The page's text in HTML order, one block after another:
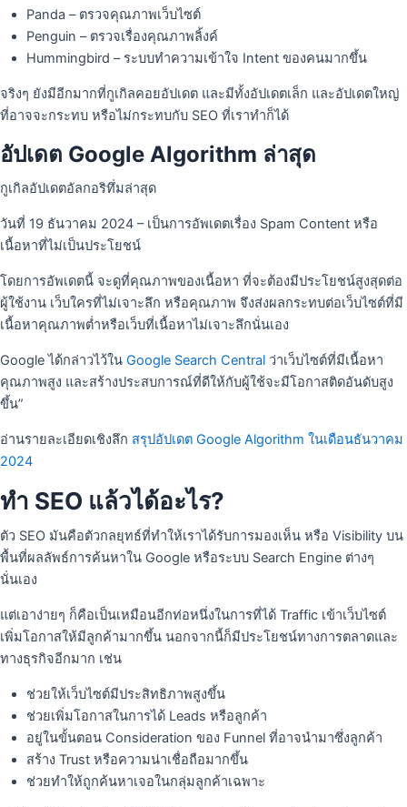
Panda – ตรวจคุณภาพเว็บไซต์
Penguin – ตรวจเรื่องคุณภาพลิ้งค์
Hummingbird – ระบบทำความเข้าใจ Intent ของคนมากขึ้น
จริงๆ ยังมีอีกมากที่กูเกิลคอยอัปเดต และมีทั้งอัปเดตเล็ก และอัปเดตใหญ่
ที่อาจจะกระทบ หรือไม่กระทบกับ SEO ที่เราทำก็ได้
อัปเดต Google Algorithm ล่าสุด
กูเกิลอัปเดตอัลกอริทึ่มล่าสุด
วันที่ 19 ธันวาคม 2024 – เป็นการอัพเดตเรื่อง Spam Content หรือ
เนื้อหาที่ไม่เป็นประโยชน์
โดยการอัพเดตนี้ จะดูที่คุณภาพของเนื้อหา ที่จะต้องมีประโยชน์สูงสุดต่อ
ผู้ใช้งาน เว็บใครที่ไม่เจาะลึก หรือคุณภาพ จึงส่งผลกระทบต่อเว็บไซต์ที่มี
เนื้อหาคุณภาพต่ำหรือเว็บที่เนื้อหาไม่เจาะลึกนั่นเอง
Google ได้กล่าวไว้ใน Google Search Central ว่าเว็บไซต์ที่มีเนื้อหา
คุณภาพสูง และสร้างประสบการณ์ที่ดีให้กับผู้ใช้จะมีโอกาสติดอันดับสูง
ขึ้น”
อ่านรายละเอียดเชิงลึก สรุปอัปเดต Google Algorithm ในเดือนธันวาคม
2024
ทำ SEO แล้วได้อะไร?
ตัว SEO มันคือตัวกลยุทธ์ที่ทำให้เราได้รับการมองเห็น หรือ Visibility บน
พื้นที่ผลลัพธ์การค้นหาใน Google หรือระบบ Search Engine ต่างๆ
นั่นเอง
แต่เอาง่ายๆ ก็คือเป็นเหมือนอีกท่อหนึ่งในการที่ได้ Traffic เข้าเว็บไซต์
เพิ่มโอกาสให้มีลูกค้ามากขึ้น นอกจากนี้ก็มีประโยชน์ทางการตลาดและ
ทางธุรกิจอีกมาก เช่น
ช่วยให้เว็บไซต์มีประสิทธิภาพสูงขึ้น
ช่วยเพิ่มโอกาสในการได้ Leads หรือลูกค้า
อยู่ในขั้นตอน Consideration ของ Funnel ที่อาจนำมาซึ่งลูกค้า
สร้าง Trust หรือความน่าเชื่อถือมากขึ้น
ช่วยทำให้ถูกค้นหาเจอในกลุ่มลูกค้าเฉพาะ